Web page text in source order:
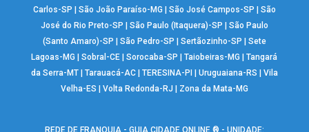
Carlos-SP
São João Paraíso-MG São José Campos-SP
São
José do Rio Preto-SP
São Paulo (Itaquera)-SP
São Paulo
(Santo Amaro)-SP
São Pedro-SP Sertãozinho-SP
Sete
Lagoas-MG
|Sobral-CE |Sorocaba-SP |Taiobeiras-MG |Tangará
da Serra-MT| Tarauacá-AC| TERESINA-PI Uruguaiana-RS
Vila
Velha-ES
Volta Redonda-RJ Zona da Mata-MG